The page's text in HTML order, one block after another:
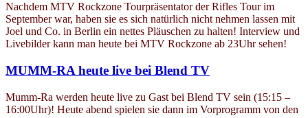
Nachdem MTV Rockzone Tourpräsentator der Rifles Tour im
September war, haben sie es sich natürlich nicht nehmen lassen mit
Joel und Co. in Berlin ein nettes Pläuschen zu halten! Interview und
Livebilder kann man heute bei MTV Rockzone ab 23Uhr sehen!
MUMM-RA heute live bei Blend TV
Mumm-Ra werden heute live zu Gast bei Blend TV sein (15:15 –
16:00Uhr)! Heute abend spielen sie dann im Vorprogramm von den